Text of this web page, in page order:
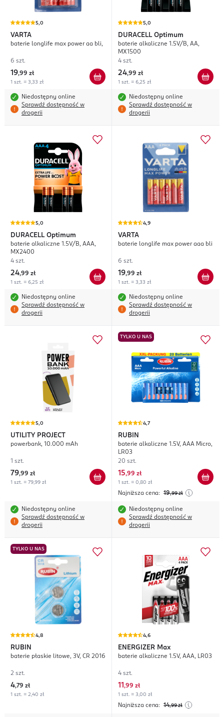
5,0
VARTA
baterie longlife max power aa bli,
6 szt.
19,99 zł
1 szt. = 3,33 zł
Niedostępny online
Sprawdź dostępność w
drogerii
5,0
DURACELL Optimum
baterie alkaliczne 1.5V/B, AA,
MX1500
4 szt.
24,99 zł
1 szt. = 6,25 zł
Niedostępny online
Sprawdź dostępność w
drogerii
5,0
DURACELL Optimum
baterie alkaliczne 1.5V/B, AAA,
MX2400
4 szt.
24,99 zł
1 szt. = 6,25 zł
Niedostępny online
Sprawdź dostępność w
drogerii
4,9
VARTA
baterie longlife max power aaa bli
6 szt.
19,99 zł
1 szt. = 3,33 zł
Niedostępny online
Sprawdź dostępność w
drogerii
5,0
UTILITY PROJECT
powerbank, 10.000 mAh
1 szt.
79,99 zł
1 szt. = 79,99 zł
Niedostępny online
Sprawdź dostępność w
drogerii
TYLKO U NAS
4,7
RUBIN
baterie alkaliczne 1.5V, AAA Micro,
LR03
20 szt.
15,99 zł
1 szt. = 0,80 zł
Najniższa cena: 19,99 zł
Niedostępny online
Sprawdź dostępność w
drogerii
TYLKO U NAS
4,8
RUBIN
baterie płaskie litowe, 3V, CR 2016
2 szt.
4,79 zł
1 szt. = 2,40 zł
4,6
ENERGIZER Max
baterie alkaliczne 1.5V, AAA, LR03
4 szt.
11 ,99 zł
1 szt. = 3,00 zł
Najniższa cena: 14,99 zł